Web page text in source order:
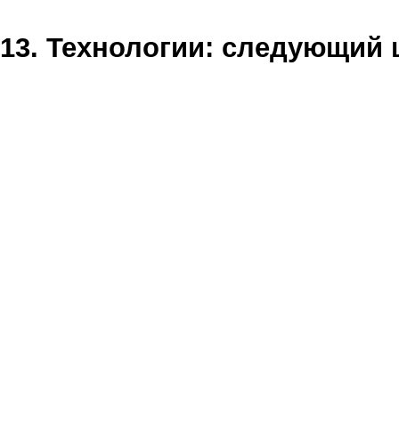
13. Технологии: следующий